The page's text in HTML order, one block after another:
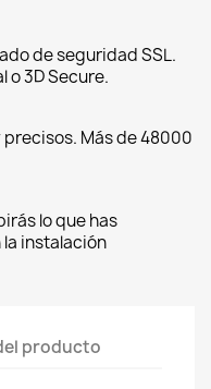
de seguridad SSL.
o 3D Secure.
Más de 48000
lo que has
instalación
producto